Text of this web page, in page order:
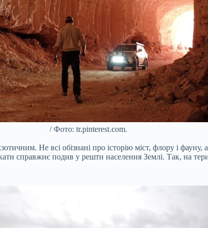
/ Фото: tr.pinterest.com.
Не всі обізнані про історію міст, флору і фауну,
справжнє подив у решти населення Землі. Так, на